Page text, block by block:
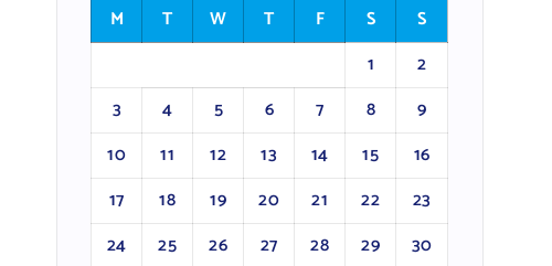
M
T W T F S
S
1
2
3
4 5 6 7 8
9
10
11 12 13 14 15
16
17
18 19 20 21 22
23
24
25 26 27 28 29
30